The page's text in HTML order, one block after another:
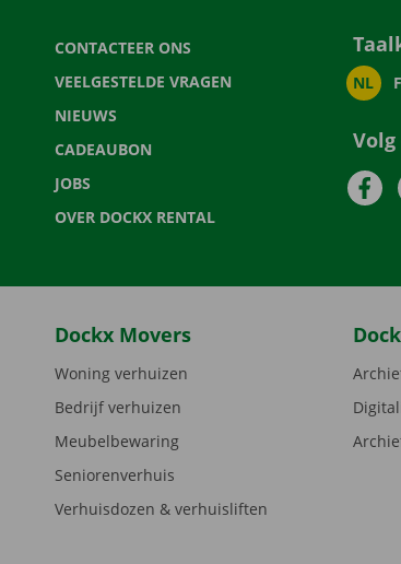
CONTACTEER ONS
VEELGESTELDE VRAGEN
NIEUWS
CADEAUBON
JOBS
OVER DOCKX RENTAL
NL
Volg
Dockx Movers
Woning verhuizen
Bedrijf verhuizen
Meubelbewaring
Seniorenverhuis
Verhuisdozen & verhuisliften